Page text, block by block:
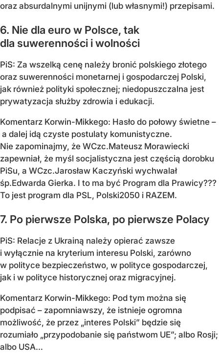
oraz absurdalnymi unijnymi (lub własnymi!) przepisami.
6. Nie dla euro w Polsce, tak
dla suwerenności i wolności
PiS: Za wszelką cenę należy bronić polskiego złotego
oraz suwerenności monetarnej i gospodarczej Polski,
jak również polityki społecznej; niedopuszczalna jest
prywatyzacja służby zdrowia i edukacji.
Komentarz Korwin-Mikkego: Hasło do połowy świetne –
a dalej idą czyste postulaty komunistyczne.
Nie zapominajmy, że WCzc.Mateusz Morawiecki
zapewniał, że myśl socjalistyczna jest częścią dorobku
PiSu, a WCzc.Jarosław Kaczyński wychwalał
śp.Edwarda Gierka. I to ma być Program dla Prawicy???
To jest program dla PSL, Polski2050 i RAZEM.
7. Po pierwsze Polska, po pierwsze Polacy
PiS: Relacje z Ukrainą należy opierać zawsze
i wyłącznie na kryterium interesu Polski, zarówno
w polityce bezpieczeństwo, w polityce gospodarczej,
jak i w polityce historycznej oraz migracyjnej.
Komentarz Korwin-Mikkego: Pod tym można się
podpisać – zapomniawszy, że istnieje ogromna
możliwość, że przez „interes Polski” będzie się
rozumiało „przypodobanie się państwom UE”; albo Rosji;
albo USA…